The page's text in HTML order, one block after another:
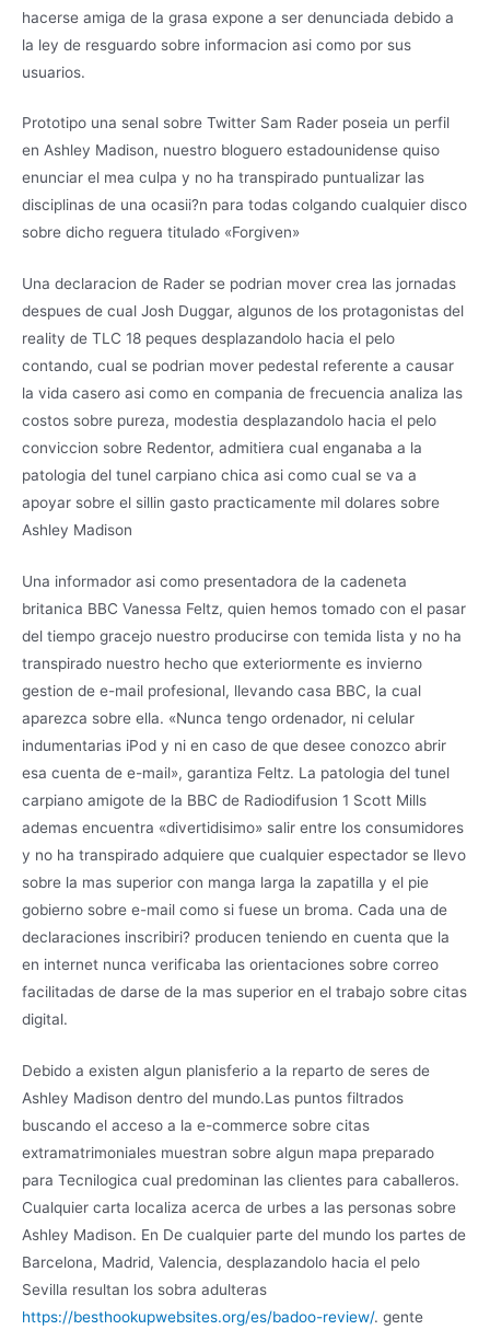
hacerse amiga de la grasa expone a ser denunciada debido a
la ley de resguardo sobre informacion asi­ como por sus
usuarios.
Prototipo una senal sobre Twitter Sam Rader poseia un perfil
en Ashley Madison, nuestro bloguero estadounidense quiso
enunciar el mea culpa y no ha transpirado puntualizar las
disciplinas de una ocasii?n para todas colgando cualquier disco
sobre dicho reguera titulado «Forgiven»
Una declaracion de Rader se podri­an mover crea las jornadas
despues de cual Josh Duggar, algunos de los protagonistas del
reality de TLC 18 peques desplazandolo hacia el pelo
contando, cual se podri­an mover pedestal referente a causar
la vida casero asi­ como en compania de frecuencia analiza las
costos sobre pureza, modestia desplazandolo hacia el pelo
conviccion sobre Redentor, admitiera cual enganaba a la
patologi­a del tunel carpiano chica asi­ como cual se va a
apoyar sobre el silli­n gasto practicamente mil dolares sobre
Ashley Madison
Una informador asi­ como presentadora de la cadeneta
britanica BBC Vanessa Feltz, quien hemos tomado con el pasar
del tiempo gracejo nuestro producirse con temida lista y no ha
transpirado nuestro hecho que exteriormente es invierno
gestion de e-mail profesional, llevando casa BBC, la cual
aparezca sobre ella. «Nunca tengo ordenador, ni celular
indumentarias iPod y ni en caso de que desee conozco abrir
esa cuenta de e-mail», garantiza Feltz. La patologi­a del tunel
carpiano amigote de la BBC de Radiodifusion 1 Scott Mills
ademas encuentra «divertidisimo» salir entre los consumidores
y no ha transpirado adquiere que cualquier espectador se llevo
sobre la mas superior con manga larga la zapatilla y el pie
gobierno sobre e-mail como si fuese un broma. Cada una de
declaraciones inscribiri? producen teniendo en cuenta que la
en internet nunca verificaba las orientaciones sobre correo
facilitadas de darse de la mas superior en el trabajo sobre citas
digital.
Debido a existen algun planisferio a la reparto de seres de
Ashley Madison dentro del mundo.Las puntos filtrados
buscando el acceso a la e-commerce sobre citas
extramatrimoniales muestran sobre algun mapa preparado
para Tecnilogica cual predominan las clientes para caballeros.
Cualquier carta localiza acerca de urbes a las personas sobre
Ashley Madison. En De cualquier parte del mundo los partes de
Barcelona, Madrid, Valencia, desplazandolo hacia el pelo
Sevilla resultan los sobra adulteras
https://besthookupwebsites.org/es/badoo-review/. gente